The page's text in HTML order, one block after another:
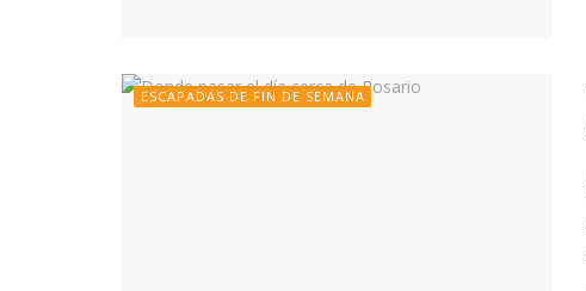
ESCAPADAS DE FIN DE SEMANA